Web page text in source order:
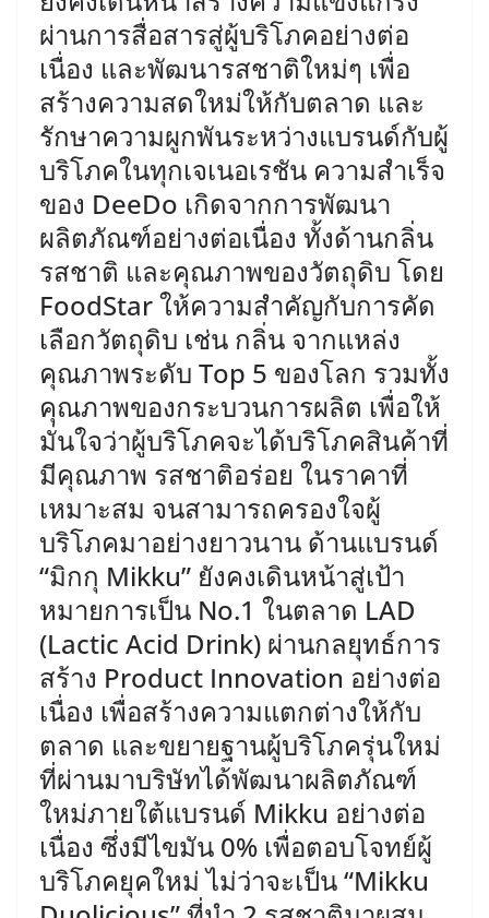
ผ่านการสื่อสารสู่ผู้บริโภคอย่างต่อ
เนื่อง และพัฒนารสชาติใหม่ๆ เพื่อ
สร้างความสดใหม่ให้กับตลาด และ
รักษาความผูกพันระหว่างแบรนด์กับผู้
บริโภคในทุกเจเนอเรชัน ความสำเร็จ
ของ DeeDo เกิดจากการพัฒนา
ผลิตภัณฑ์อย่างต่อเนื่อง ทั้งด้านกลิ่น
รสชาติ และคุณภาพของวัตถุดิบ โดย
FoodStar ให้ความสำคัญกับการคัด
เลือกวัตถุดิบ เช่น กลิ่น จากแหล่ง
คุณภาพระดับ Top 5 ของโลก รวมทั้ง
คุณภาพของกระบวนการผลิต เพื่อให้
มั่นใจว่าผู้บริโภคจะได้บริโภคสินค้าที่
มีคุณภาพ รสชาติอร่อย ในราคาที่
เหมาะสม จนสามารถครองใจผู้
บริโภคมาอย่างยาวนาน ​ด้านแบรนด์
“มิกกุ Mikku” ยังคงเดินหน้าสู่เป้า
หมายการเป็น No.1 ในตลาด LAD
(Lactic Acid Drink) ผ่านกลยุทธ์การ
สร้าง Product Innovation อย่างต่อ
เนื่อง เพื่อสร้างความแตกต่างให้กับ
ตลาด และขยายฐานผู้บริโภครุ่นใหม่
ที่ผ่านมาบริษัทได้พัฒนาผลิตภัณฑ์
ใหม่ภายใต้แบรนด์ Mikku อย่างต่อ
เนื่อง ซึ่งมีไขมัน 0% เพื่อตอบโจทย์ผู้
บริโภคยุคใหม่ ไม่ว่าจะเป็น “Mikku